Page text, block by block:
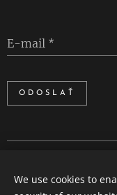
E-mail
ODOSLAŤ
We use cookies to